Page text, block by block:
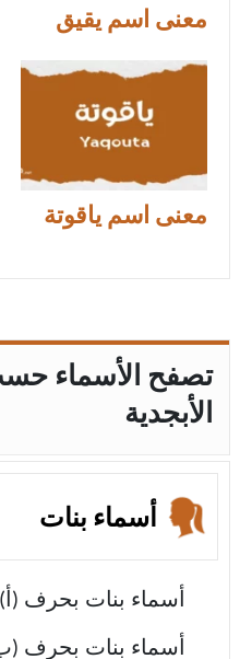
معنى اسم يقيق
معنى اسم ياقوتة
تصفح الأسماء
الأبجدية
أسماء بنات
أسماء بنات بحرف (أ)
أسماء بنات بحرف